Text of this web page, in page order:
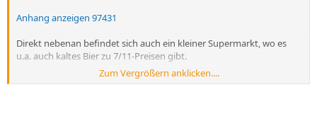
Anhang anzeigen 97431
Direkt nebenan befindet sich auch ein kleiner Supermarkt, wo es
u.a. auch kaltes Bier zu 7/11-Preisen gibt.
Das kann man dann schön im nahegelegenen Park mit einem
Zum Vergrößern anklicken....